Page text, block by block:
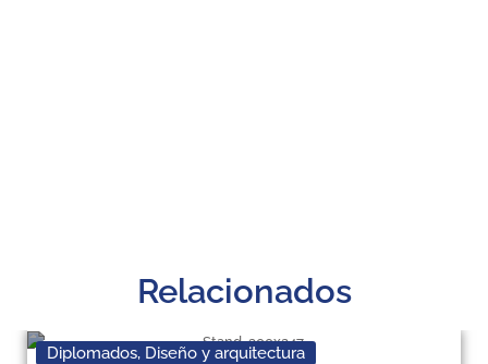
Relacionados
Diplomados, Diseño y arquitectura